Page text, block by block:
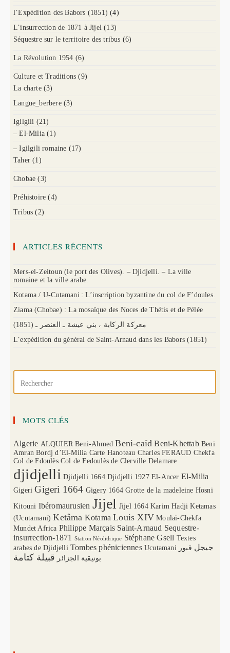
l’Expédition des Babors (1851) (4)
L’insurrection de 1871 à Jijel (13)
Séquestre sur le territoire des tribus (6)
La Révolution 1954 (6)
Culture et Traditions (9)
La charte (3)
Langue_berbere (3)
Igilgili (21)
– El-Milia (1)
– Igilgili romaine (17)
Taher (1)
Chobae (3)
Préhistoire (4)
Tribus (2)
ARTICLES RÉCENTS
Mers-el-Zeitoun (le port des Olives). – Djidjelli. – La ville
romaine et la ville arabe.
Kotama / U-Cutamani : L’inscription byzantine du col de F’doules.
Ziama (Chobae) : La mosaïque des Noces de Thétis et de Pélée
(1851) معركة الركابة ، بني عيشة ـ العنصر ـ
L’expédition du général de Saint-Arnaud dans les Babors (1851)
MOTS CLÉS
Algerie ALQUIER Beni-Ahmed Beni-caïd Beni-Khettab Beni
Amran Bordj d’El-Milia Carte Hanoteau Charles FERAUD Chekfa
Col de Fdoulès Col de Fedoulès de Clerville Delamare
djidjelli Djidjelli 1664 Djidjelli 1927 El-Ancer El-Milia
Gigeri Gigeri 1664 Gigery 1664 Grotte de la madeleine Hosni
Kitouni Ibéromaurusien Jijel Jijel 1664 Karim Hadji Ketamas
(Ucutamani) Ketâma Kotama Louis XIV Moulaï-Chekfa
Mundet Africa Philippe Marçais Saint-Arnaud Sequestre-
insurrection-1871
Station Néolithique Stéphane Gsell Textes
arabes de Djidjelli Tombes phéniciennes Ucutamani جيجل قبور
بونيقية الجزائر قبيلة كتامة